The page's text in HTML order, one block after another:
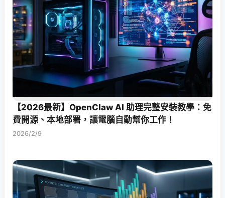
【2026最新】OpenClaw AI 助理完整安裝教學：免
費開源、本地部署，讓電腦自動幫你工作！
2026/2/9